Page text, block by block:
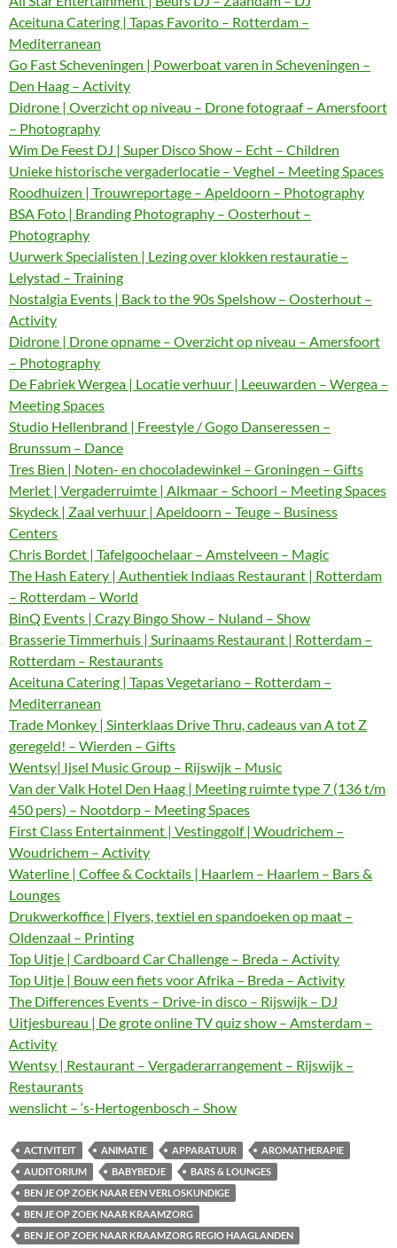
Aceituna Catering | Tapas Favorito – Rotterdam –
Mediterranean
Go Fast Scheveningen | Powerboat varen in Scheveningen –
Den Haag – Activity
Didrone | Overzicht op niveau – Drone fotograaf – Amersfoort
– Photography
Wim De Feest DJ | Super Disco Show – Echt – Children
Unieke historische vergaderlocatie – Veghel – Meeting Spaces
Roodhuizen | Trouwreportage – Apeldoorn – Photography
BSA Foto | Branding Photography – Oosterhout –
Photography
Uurwerk Specialisten | Lezing over klokken restauratie –
Lelystad – Training
Nostalgia Events | Back to the 90s Spelshow – Oosterhout –
Activity
Didrone | Drone opname – Overzicht op niveau – Amersfoort
– Photography
De Fabriek Wergea | Locatie verhuur | Leeuwarden – Wergea –
Meeting Spaces
Studio Hellenbrand | Freestyle / Gogo Danseressen –
Brunssum – Dance
Tres Bien | Noten- en chocoladewinkel – Groningen – Gifts
Merlet | Vergaderruimte | Alkmaar – Schoorl – Meeting Spaces
Skydeck | Zaal verhuur | Apeldoorn – Teuge – Business
Centers
Chris Bordet | Tafelgoochelaar – Amstelveen – Magic
The Hash Eatery | Authentiek Indiaas Restaurant | Rotterdam
– Rotterdam – World
BinQ Events | Crazy Bingo Show – Nuland – Show
Brasserie Timmerhuis | Surinaams Restaurant | Rotterdam –
Rotterdam – Restaurants
Aceituna Catering | Tapas Vegetariano – Rotterdam –
Mediterranean
Trade Monkey | Sinterklaas Drive Thru, cadeaus van A tot Z
geregeld! – Wierden – Gifts
Wentsy| Ijsel Music Group – Rijswijk – Music
Van der Valk Hotel Den Haag | Meeting ruimte type 7 (136 t/m
450 pers) – Nootdorp – Meeting Spaces
First Class Entertainment | Vestinggolf | Woudrichem –
Woudrichem – Activity
Waterline | Coffee & Cocktails | Haarlem – Haarlem – Bars &
Lounges
Drukwerkoffice | Flyers, textiel en spandoeken op maat –
Oldenzaal – Printing
Top Uitje | Cardboard Car Challenge – Breda – Activity
Top Uitje | Bouw een fiets voor Afrika – Breda – Activity
The Differences Events – Drive-in disco – Rijswijk – DJ
Uitjesbureau | De grote online TV quiz show – Amsterdam –
Activity
Wentsy | Restaurant – Vergaderarrangement – Rijswijk –
Restaurants
wenslicht – ‘s-Hertogenbosch – Show
ACTIVITEIT ANIMATIE APPARATUUR
AROMATHERAPIE
AUDITORIUM
BABYBEDJE
BARS & LOUNGES
BEN JE OP ZOEK NAAR EEN VERLOSKUNDIGE
BEN JE OP ZOEK NAAR KRAAMZORG
BEN JE OP ZOEK NAAR KRAAMZORG REGIO HAAGLANDEN